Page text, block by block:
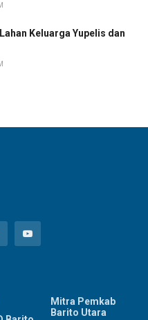
Keluarga Yupelis dan
Mitra Pemkab
Barito Utara